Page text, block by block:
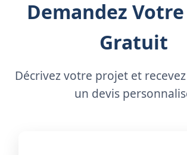
Demandez
Gratuit
Décrivez votre projet et
un devis